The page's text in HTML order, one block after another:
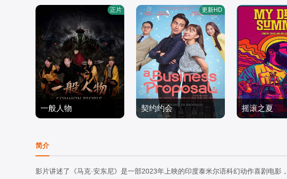
一般人物
喜剧片
2026/中国大陆
正片
契约约会
2025/印度尼西亚
更新HD
摇滚之夏
an
2026/美国
简介
影片讲述了《马克·安东尼》是一部2023年上映的印度泰米尔语科幻动作喜剧电影